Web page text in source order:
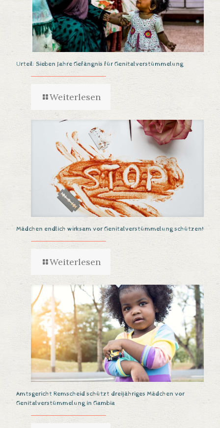
Urteil: Sieben Jahre Gefängnis für Genitalverstümmelung
Weiterlesen
Mädchen endlich wirksam vor Genitalverstümmelung schützen!
Weiterlesen
Amtsgericht Remscheid schützt dreijähriges Mädchen vor
Genitalverstümmelung in Gambia